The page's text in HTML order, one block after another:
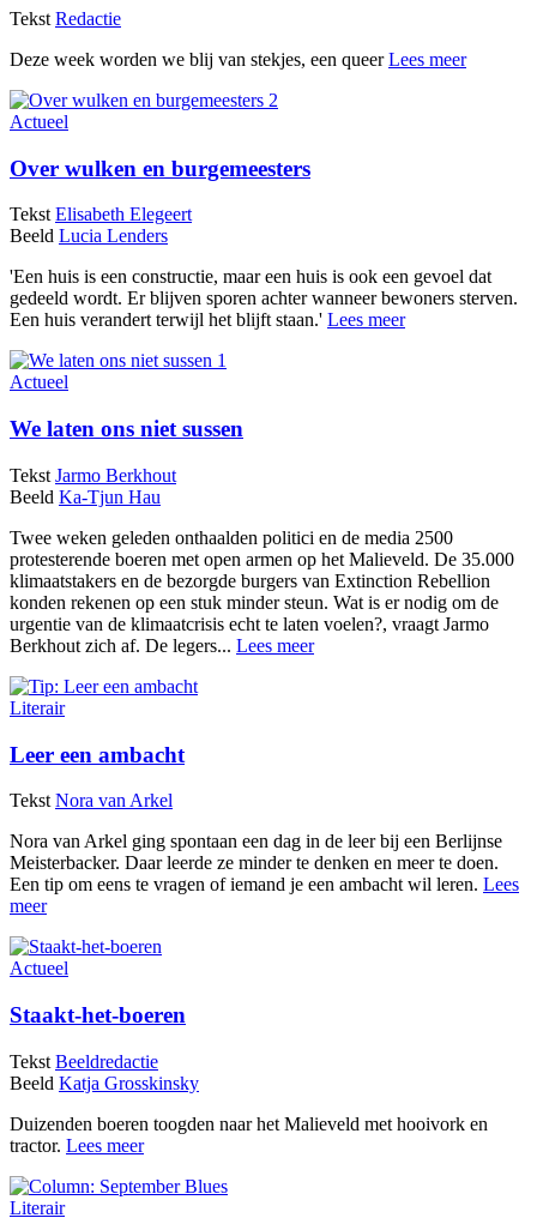
Tekst Redactie
Deze week worden we blij van stekjes, een queerLees meer
Actueel
Over wulken en burgemeesters
Tekst Elisabeth Elegeert
Beeld Lucia Lenders
'Een huis is een constructie, maar een huis is ook een gevoel dat
gedeeld wordt. Er blijven sporen achter wanneer bewoners sterven.
Een huis verandert terwijl het blijft staan.' Lees meer
Actueel
We laten ons niet sussen
Tekst Jarmo Berkhout
Beeld Ka-Tjun Hau
Twee weken geleden onthaalden politici en de media 2500
protesterende boeren met open armen op het Malieveld. De 35.000
klimaatstakers en de bezorgde burgers van Extinction Rebellion
konden rekenen op een stuk minder steun. Wat is er nodig om de
urgentie van de klimaatcrisis echt te laten voelen?, vraagt Jarmo
Berkhout zich af. De legers... Lees meer
Literair
Leer een ambacht
Tekst Nora van Arkel
Nora van Arkel ging spontaan een dag in de leer bij een Berlijnse
Meisterbacker. Daar leerde ze minder te denken en meer te doen.
Een tip om eens te vragen of iemand je een ambacht wil leren. Lees
meer
Actueel
Staakt-het-boeren
Tekst Beeldredactie
Beeld Katja Grosskinsky
Duizenden boeren toogden naar het Malieveld met hooivork en
tractor. Lees meer
Literair